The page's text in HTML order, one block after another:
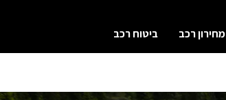
מחירון רכב ביטוח רכב